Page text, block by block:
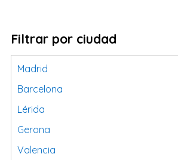
Filtrar por ciudad
Madrid
Barcelona
Lérida
Gerona
Valencia